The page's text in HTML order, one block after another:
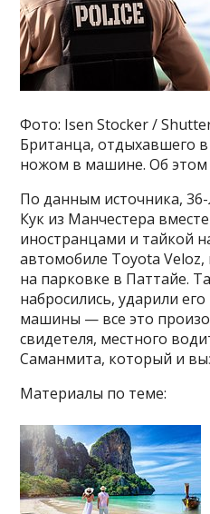
Фото: Isen Stocker /
Британца, отдыхавшего
ножом в машине. Об этом
По данным источника,
Кук из Манчестера
иностранцами и тайкой
автомобиле Toyota Veloz,
на парковке в Паттайе.
набросились, ударили
машины — все это
свидетеля, местного
Саманмита, который и
Материалы по теме: